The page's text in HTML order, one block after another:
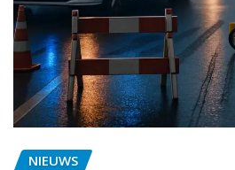
NIEUWS